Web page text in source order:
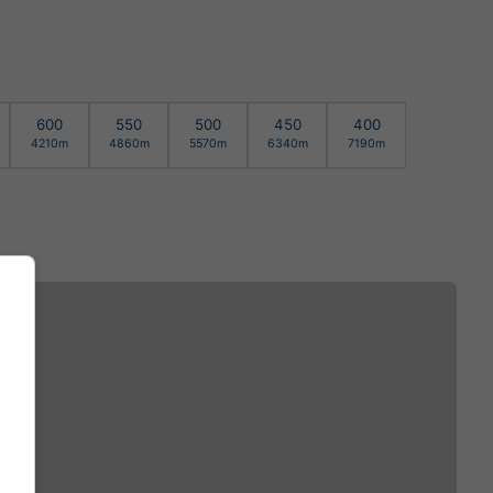
600
4210m
550
4860m
500
5570m
450
6340m
400
7190m